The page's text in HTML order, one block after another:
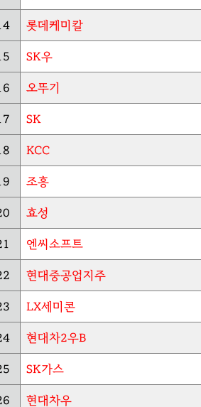
롯데케미칼
SK우
오뚜기
SK
KCC
조흥
효성
엔씨소프트
현대중공업지주
LX세미콘
현대차2우B
SK가스
현대차우